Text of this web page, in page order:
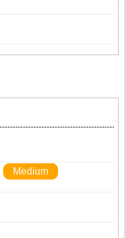
Medium